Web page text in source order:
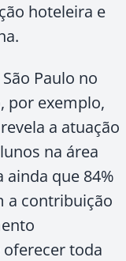
hoteleira e
Paulo no
por exemplo,
a atuação
na área
que 84%
a contribuição
toda